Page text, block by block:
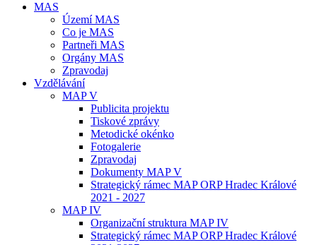
MAS
Území MAS
Co je MAS
Partneři MAS
Orgány MAS
Zpravodaj
Vzdělávání
MAP V
Publicita projektu
Tiskové zprávy
Metodické okénko
Fotogalerie
Zpravodaj
Dokumenty MAP V
Strategický rámec MAP ORP Hradec Králové
2021 - 2027
MAP IV
Organizační struktura MAP IV
Strategický rámec MAP ORP Hradec Králové